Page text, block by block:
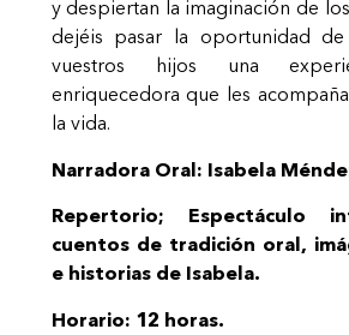
y despiertan la imaginación de
dejéis pasar la oportunidad
vuestros hijos una
enriquecedora que les
la vida.
Narradora Oral: Isabela
Repertorio; Espectáculo
cuentos de tradición oral,
e historias de Isabela.
Horario: 12 horas.